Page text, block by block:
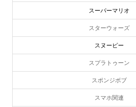
スーパーマリオ
スターウォーズ
スヌーピー
スプラトゥーン
スポンジボブ
スマホ関連